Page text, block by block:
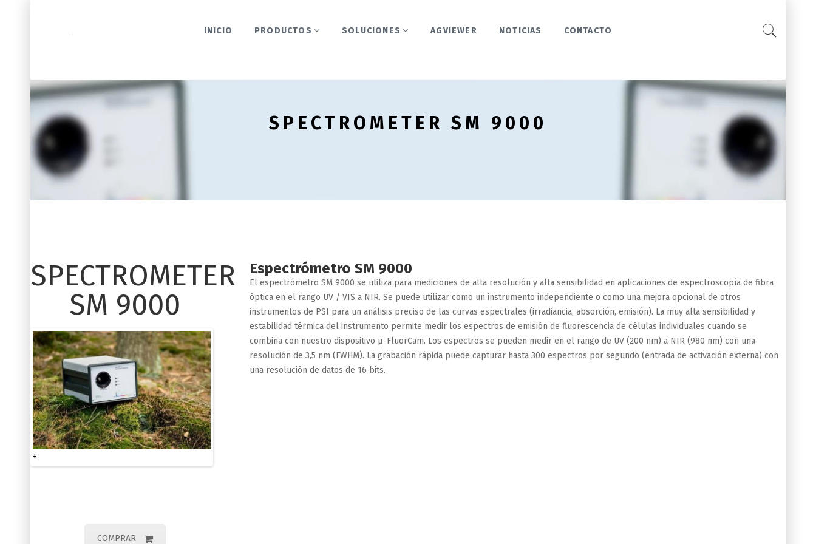
INICIO PRODUCTOS SOLUCIONES AGVIEWER NOTICIAS CONTACTO
SPECTROMETER SM 9000
SPECTROMETER
SM 9000
+
COMPRAR
Espectrómetro SM 9000
El espectrómetro SM 9000 se utiliza para mediciones de alta resolución y alta sensibilidad en aplicaciones de espectroscopía de fibra
óptica en el rango UV / VIS a NIR. Se puede utilizar como un instrumento independiente o como una mejora opcional de otros
instrumentos de PSI para un análisis preciso de las curvas espectrales (irradiancia, absorción, emisión). La muy alta sensibilidad y
estabilidad térmica del instrumento permite medir los espectros de emisión de fluorescencia de células individuales cuando se
combina con nuestro dispositivo µ-FluorCam. Los espectros se pueden medir en el rango de UV (200 nm) a NIR (980 nm) con una
resolución de 3,5 nm (FWHM). La grabación rápida puede capturar hasta 300 espectros por segundo (entrada de activación externa) con
una resolución de datos de 16 bits.